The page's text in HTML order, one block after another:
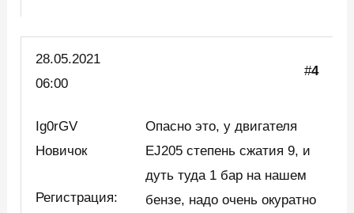
28.05.2021
06:00
#4
Ig0rGV
Новичок
Регистрация:
Опасно это, у двигателя
EJ205 степень сжатия 9, и
дуть туда 1 бар на нашем
бензе, надо очень окуратно